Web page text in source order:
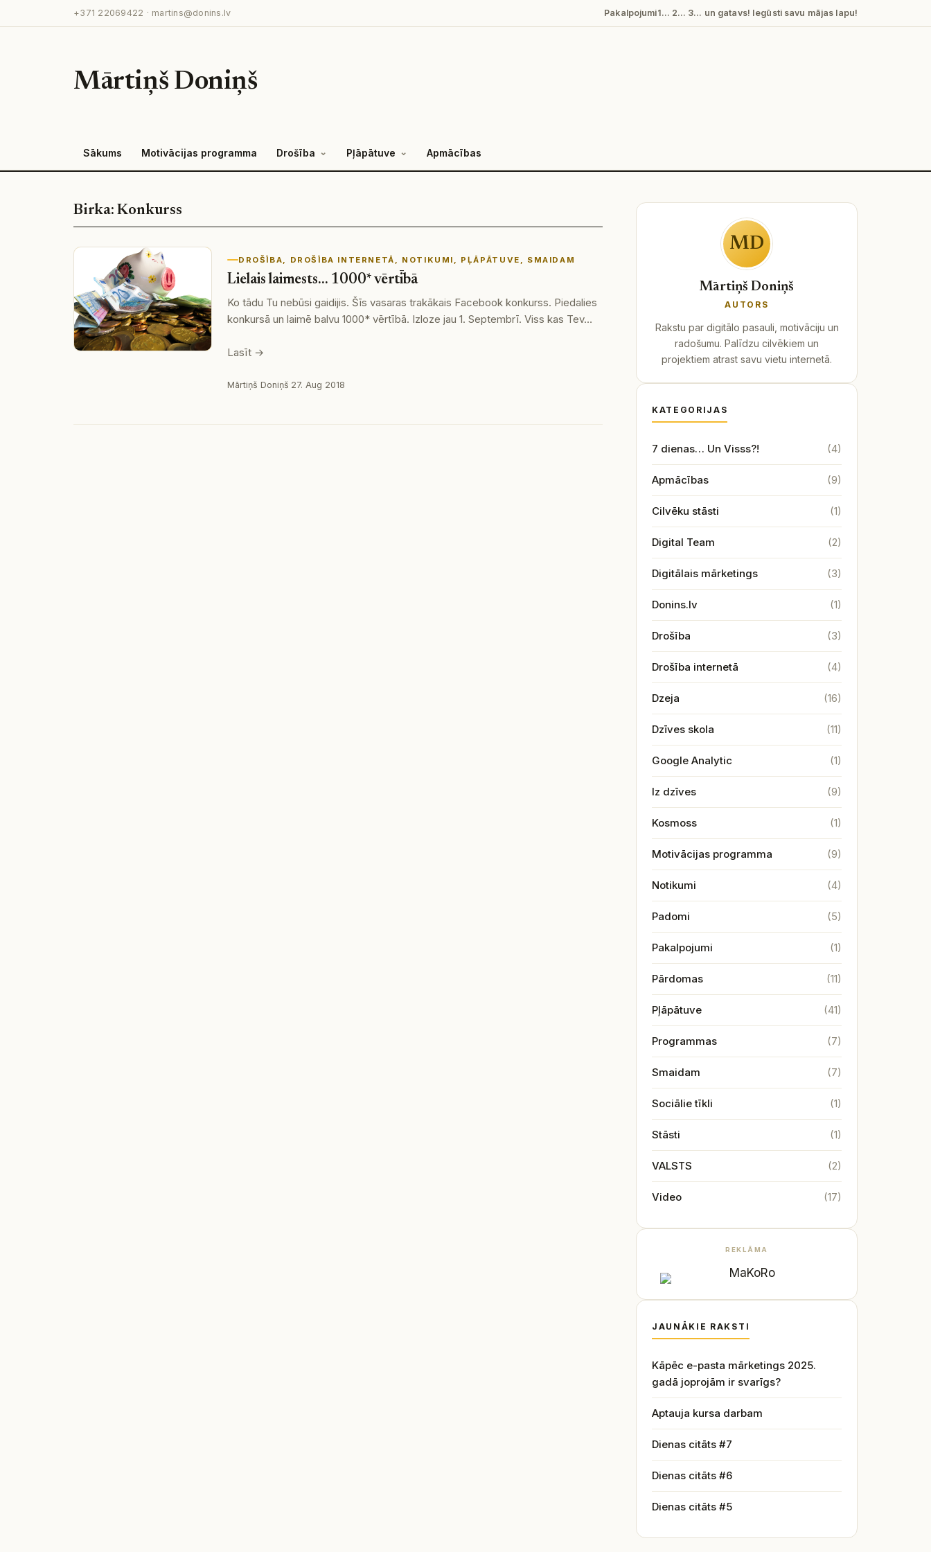
uz
+371 22069422 · martins@donins.lv Pakalpojumi1… 2… 3… un gatavs! Iegūsti savu mājas lapu!
Mārtiņš Doniņš
Sākums Motivācijas programma Drošība Pļāpātuve Apmācības
Birka:Konkurss
DROŠĪBA, DROŠĪBA INTERNETĀ , NOTIKUMI , PĻĀPĀTUVE , SMAIDAM
Lielais laimests… 1000* vērtībā
Ko tādu Tu nebūsi gaidijis. Šīs vasaras trakākais Facebook konkurss. Piedalies
konkursā un laimē balvu 1000* vērtībā. Izloze jau 1. Septembrī. Viss kas Tev…
Lasīt →
Mārtiņš Doniņš·27. Aug 2018
MD
Mārtiņš Doniņš
AUTORS
Rakstu par digitālo pasauli, motivāciju un
radošumu. Palīdzu cilvēkiem un
projektiem atrast savu vietu internetā.
KATEGORIJAS
7 dienas… Un Visss?! (4)
Apmācības (9)
Cilvēku stāsti (1)
Digital Team (2)
Digitālais mārketings (3)
Donins.lv (1)
Drošība (3)
Drošība internetā (4)
Dzeja (16)
Dzīves skola (11)
Google Analytic (1)
Iz dzīves (9)
Kosmoss (1)
Motivācijas programma (9)
Notikumi (4)
Padomi (5)
Pakalpojumi (1)
Pārdomas (11)
Pļāpātuve (41)
Programmas (7)
Smaidam (7)
Sociālie tīkli (1)
Stāsti (1)
VALSTS (2)
Video (17)
REKLĀMA
JAUNĀKIE RAKSTI
Kāpēc e-pasta mārketings 2025.
gadā joprojām ir svarīgs?
Aptauja kursa darbam
Dienas citāts #7
Dienas citāts #6
Dienas citāts #5